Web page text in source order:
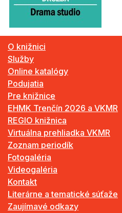
O knižnici
Služby
Online katalógy
Podujatia
Pre knižnice
EHMK Trenčín 2026 a VKMR
REGIO knižnica
Virtuálna prehliadka VKMR
Zoznam periodík
Fotogaléria
Videogaléria
Kontakt
Literárne a tematické súťaže
Zaujímavé odkazy